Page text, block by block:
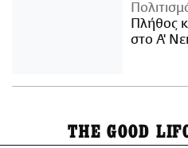
Πλήθος
στο Α'
THE GOOD